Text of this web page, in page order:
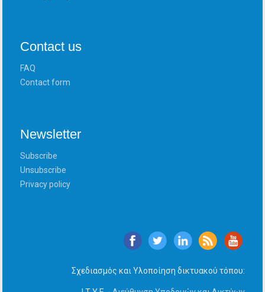
Contact us
FAQ
Contact form
Newsletter
Subscribe
Unsubscribe
Privacy policy
Σχεδιασμός και Υλοποίηση δικτυακού τόπου: